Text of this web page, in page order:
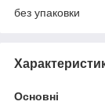
без упаковки
Основні